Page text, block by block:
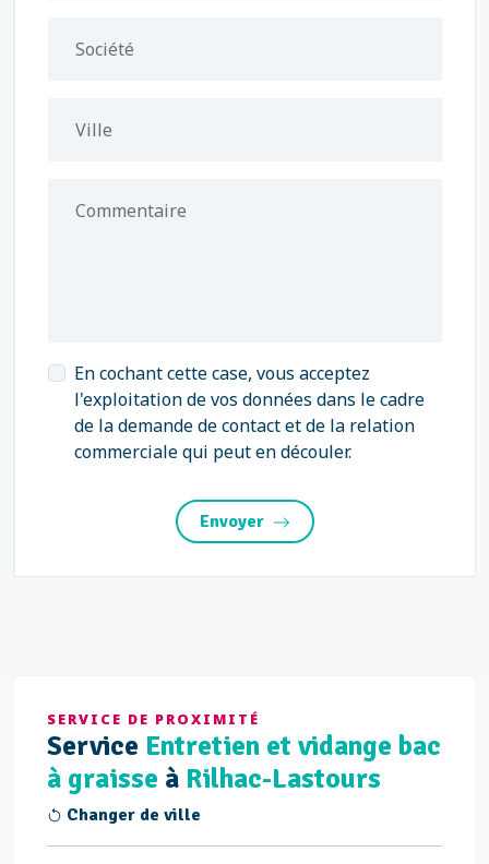
Société
Ville
Commentaire
En cochant cette case, vous acceptez
l'exploitation de vos données dans le cadre
de la demande de contact et de la relation
commerciale qui peut en découler.
Envoyer
SERVICE DE PROXIMITÉ
Service Entretien et vidange bac
à graisse à Rilhac-Lastours
Changer de ville